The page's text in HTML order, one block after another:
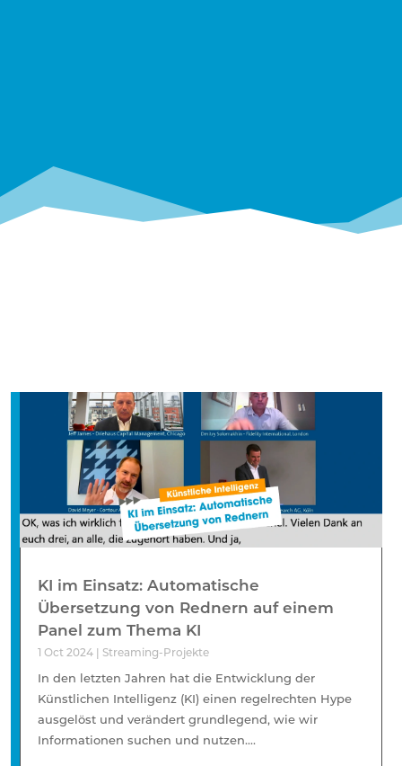
KI im Einsatz: Automatische
Übersetzung von Rednern auf einem
Panel zum Thema KI
1 Oct 2024 | Streaming-Projekte
In den letzten Jahren hat die Entwicklung der
Künstlichen Intelligenz (KI) einen regelrechten Hype
ausgelöst und verändert grundlegend, wie wir
Informationen suchen und nutzen....